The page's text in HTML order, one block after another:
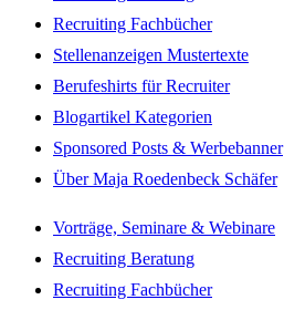
Recruiting Fachbücher
Stellenanzeigen Mustertexte
Berufeshirts für Recruiter
Blogartikel Kategorien
Sponsored Posts & Werbebanner
Über Maja Roedenbeck Schäfer
Vorträge, Seminare & Webinare
Recruiting Beratung
Recruiting Fachbücher